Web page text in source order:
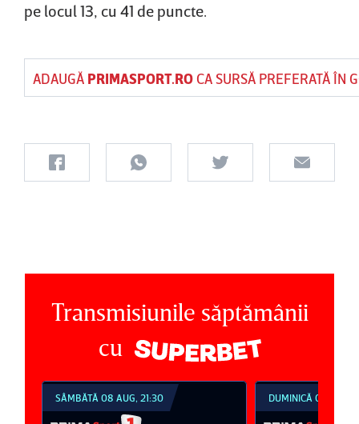
pe locul 13, cu 41 de puncte.
ADAUGĂ PRIMASPORT.ROCA SURSĂ PREFERATĂ ÎN
Transmisiunile săptămânii
cu
SÂMBĂTĂ 08 AUG, 21:30 DUMINICĂ 09 AUG,